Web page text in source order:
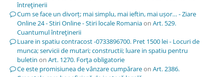
întreţinerii
Cum se face un divorț; mai simplu, mai ieftin, mai ușor… - Ziare
Online 24 - Stiri Online - Stiri locale Romaniaon Art. 529.
Cuantumul întreţinerii
Luare in spatiu contracost -0733896700. Pret 1500 lei - Locuri de
munca; servicii de mutari; constructii; luare in spatiu pentru
buletin on Art. 1270. Forţa obligatorie
Ce este promisiunea de vânzare cumpărareon Art. 2386.